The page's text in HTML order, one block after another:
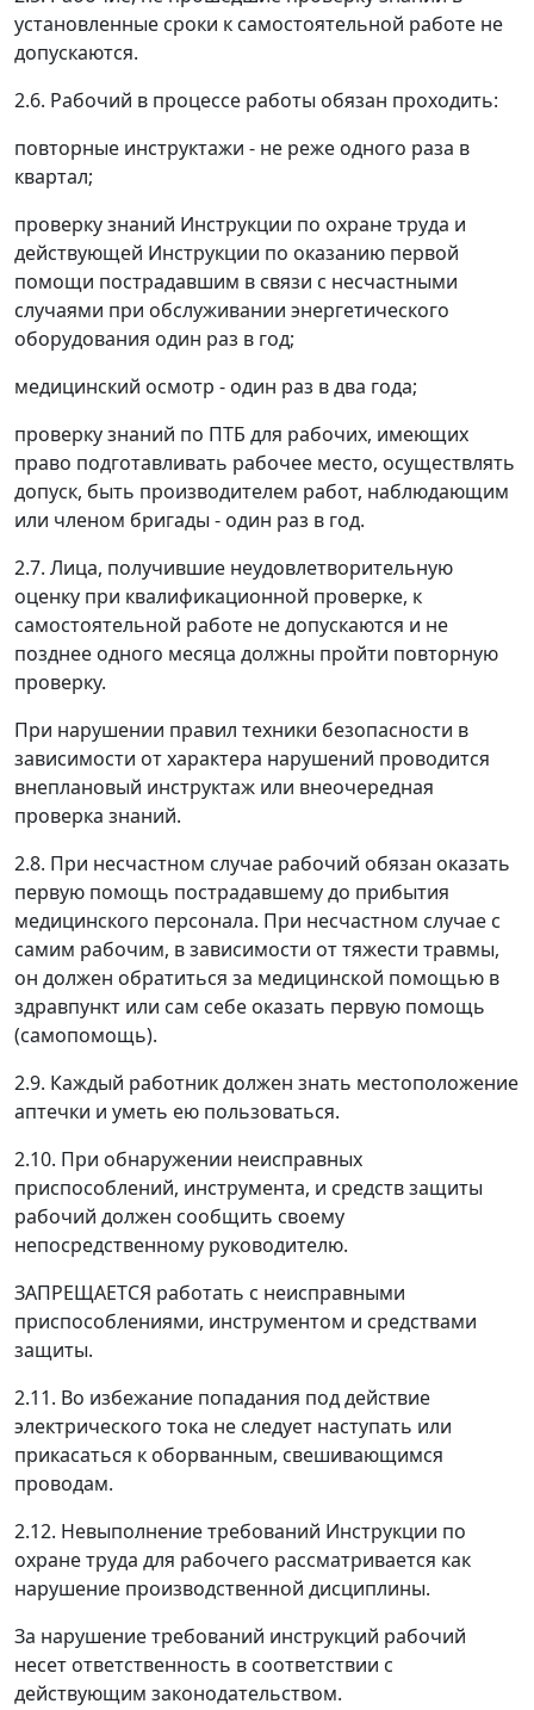
установленные сроки к самостоятельной работе не
допускаются.
2.6. Рабочий в процессе работы обязан проходить:
повторные инструктажи - не реже одного раза в
квартал;
проверку знаний Инструкции по охране труда и
действующей Инструкции по оказанию первой
помощи пострадавшим в связи с несчастными
случаями при обслуживании энергетического
оборудования один раз в год;
медицинский осмотр - один раз в два года;
проверку знаний по ПТБ для рабочих, имеющих
право подготавливать рабочее место, осуществлять
допуск, быть производителем работ, наблюдающим
или членом бригады - один раз в год.
2.7. Лица, получившие неудовлетворительную
оценку при квалификационной проверке, к
самостоятельной работе не допускаются и не
позднее одного месяца должны пройти повторную
проверку.
При нарушении правил техники безопасности в
зависимости от характера нарушений проводится
внеплановый инструктаж или внеочередная
проверка знаний.
2.8. При несчастном случае рабочий обязан оказать
первую помощь пострадавшему до прибытия
медицинского персонала. При несчастном случае с
самим рабочим, в зависимости от тяжести травмы,
он должен обратиться за медицинской помощью в
здравпункт или сам себе оказать первую помощь
(самопомощь).
2.9. Каждый работник должен знать местоположение
аптечки и уметь ею пользоваться.
2.10. При обнаружении неисправных
приспособлений, инструмента, и средств защиты
рабочий должен сообщить своему
непосредственному руководителю.
ЗАПРЕЩАЕТСЯ работать с неисправными
приспособлениями, инструментом и средствами
защиты.
2.11. Во избежание попадания под действие
электрического тока не следует наступать или
прикасаться к оборванным, свешивающимся
проводам.
2.12. Невыполнение требований Инструкции по
охране труда для рабочего рассматривается как
нарушение производственной дисциплины.
За нарушение требований инструкций рабочий
несет ответственность в соответствии с
действующим законодательством.